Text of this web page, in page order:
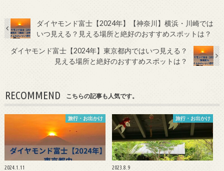
ダイヤモンド富士【2024年】【神奈川】横浜・川崎では
いつ見える？見える場所と絶好のおすすめスポットは？
ダイヤモンド富士【2024年】東京都内ではいつ見える？
見える場所と絶好のおすすめスポットは？
RECOMMEND こちらの記事も人気です。
旅行・お出かけ
2024.1.11
旅行・お出かけ
2023.8.9